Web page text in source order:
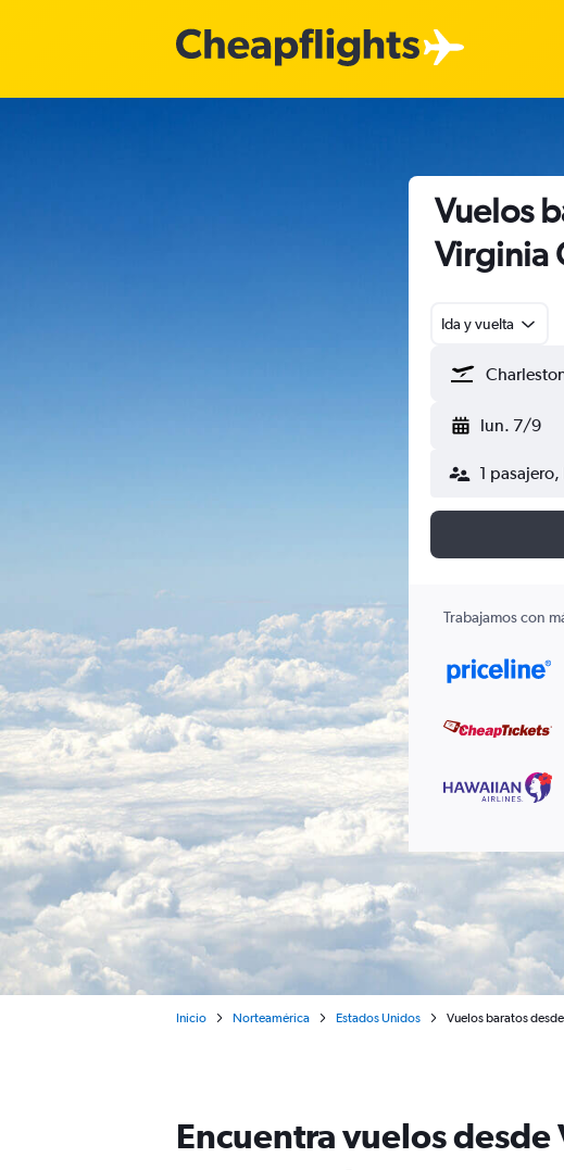
Vuelos
Virginia
Ida y vuelta
lun. 7/9
1
Trabajamos con
Inicio Norteamérica Estados Unidos Vuelos baratos
Encuentra vuelos